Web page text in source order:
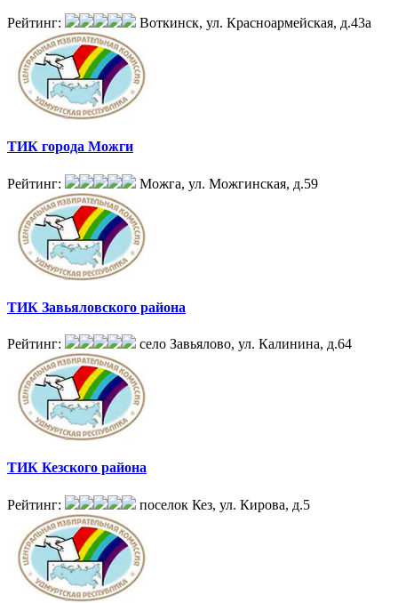
Рейтинг: Воткинск, ул. Красноармейская, д.43а
ТИК города Можги
Рейтинг: Можга, ул. Можгинская, д.59
ТИК Завьяловского района
Рейтинг: село Завьялово, ул. Калинина, д.64
ТИК Кезского района
Рейтинг: поселок Кез, ул. Кирова, д.5